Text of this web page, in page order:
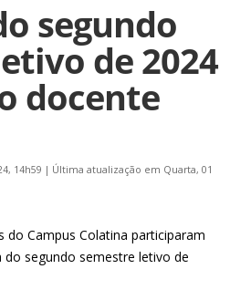
segundo
de 2024
docente
14h59 | Última atualização em Quarta, 01
do Campus Colatina participaram
segundo semestre letivo de